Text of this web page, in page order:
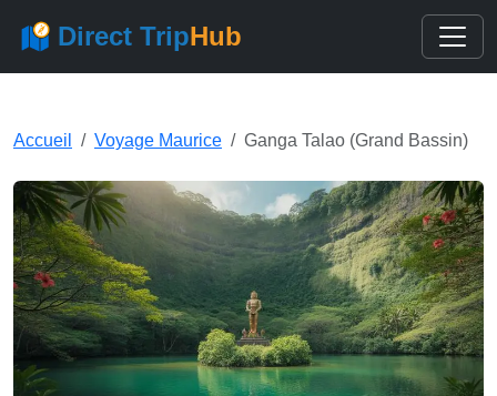
Direct TripHub
Accueil Voyage Maurice Ganga Talao (Grand Bassin)